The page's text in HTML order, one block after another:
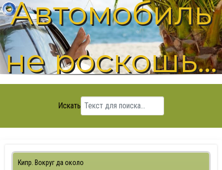
Автомобиль
не роскошь...
Искать
Кипр. Вокруг да около